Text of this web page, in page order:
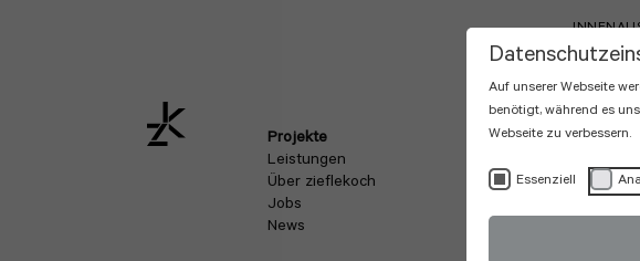
Projekte
Leistungen
Über zieflekoch
Jobs
News
Auf unserer Webseite
benötigt, während es
Webseite zu verbessern.
Essenziell